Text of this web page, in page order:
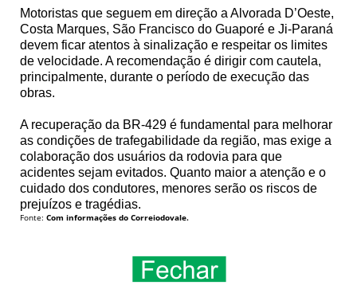
Motoristas que seguem em direção a Alvorada D’Oeste,
Costa Marques, São Francisco do Guaporé e Ji-Paraná
devem ficar atentos à sinalização e respeitar os limites
de velocidade. A recomendação é dirigir com cautela,
principalmente, durante o período de execução das
obras.
A recuperação da BR-429 é fundamental para melhorar
as condições de trafegabilidade da região, mas exige a
colaboração dos usuários da rodovia para que
acidentes sejam evitados. Quanto maior a atenção e o
cuidado dos condutores, menores serão os riscos de
prejuízos e tragédias.
Fonte: Com informações do Correiodovale.